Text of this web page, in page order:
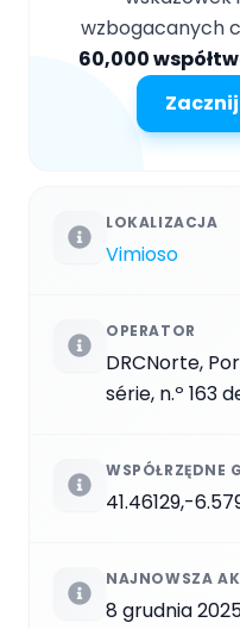
wzbogacanych
60,000
LOKALIZACJA
Vimioso
OPERATOR
DRCNorte,
série, n.º 163
WSPÓŁRZĘDNE
41.46129,-
NAJNOWSZA
8 grudnia